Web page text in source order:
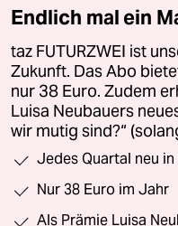
Endlich mal ein
taz FUTURZWEI ist
Zukunft. Das Abo
nur 38 Euro. Zudem
Luisa Neubauers
wir mutig sind?“
Jedes Quartal neu
Nur 38 Euro im Jahr
Als Prämie Luisa